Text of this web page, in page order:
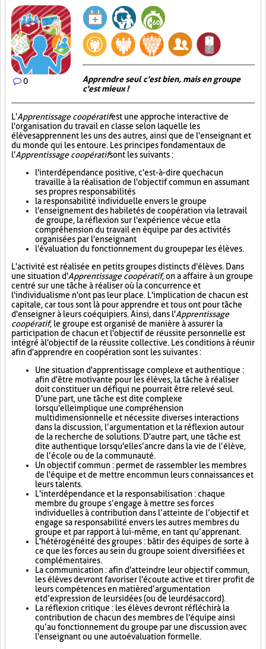
0
Apprendre seul c'est bien, mais en groupe
c'est mieux !
L'Apprentissage coopératifest une approche interactive de
l'organisation du travail en classe selon laquelle les
élèves apprennent les uns des autres, ainsi que de l'enseignant et
du monde qui les entoure. Les principes fondamentaux de
l'Apprentissage coopératifsont les suivants :
l'interdépendance positive, c'est-à-dire que chacun
travaille à la réalisation de l'objectif commun en assumant
ses propres responsabilités
la responsabilité individuelle envers le groupe
l'enseignement des habiletés de coopération via le travail
de groupe, la réflexion sur l'expérience vécue et la
compréhension du travail en équipe par des activités
organisées par l'enseignant
l'évaluation du fonctionnement du groupe par les élèves.
L'activité est réalisée en petits groupes distincts d'élèves. Dans
une situation d'Apprentissage coopératif, on a affaire à un groupe
centré sur une tâche à réaliser où la concurrence et
l'individualisme n'ont pas leur place. L'implication de chacun est
capitale, car tous sont là pour apprendre et tous ont pour tâche
d'enseigner à leurs coéquipiers. Ainsi, dans l'Apprentissage
coopératif, le groupe est organisé de manière à assurer la
participation de chacun et l'objectif de réussite personnelle est
intégré à l'objectif de la réussite collective. Les conditions à réunir
afin d'apprendre en coopération sont les suivantes :
Une situation d'apprentissage complexe et authentique :
afin d'être motivante pour les élèves, la tâche à réaliser
doit constituer un défi qui ne pourrait être relevé seul.
D'une part, une tâche est dite complexe
lorsqu'elle implique une compréhension
multidimensionnelle et nécessite diverses interactions
dans la discussion, l’argumentation et la réflexion autour
de la recherche de solutions. D'autre part, une tâche est
dite authentique lorsqu'elle s’ancre dans la vie de l’élève,
de l’école ou de la communauté.
Un objectif commun : permet de rassembler les membres
de l'équipe et de mettre en commun leurs connaissances et
leurs talents.
L'interdépendance et la responsabilisation : chaque
membre du groupe s’engage à mettre ses forces
individuelles à contribution dans l’atteinte de l’objectif et
engage sa responsabilité envers les autres membres du
groupe et par rapport à lui-même, en tant qu’apprenant.
L'hétérogénéité des groupes : bâtir des équipes de sorte à
ce que les forces au sein du groupe soient diversifiées et
complémentaires.
La communication : afin d'atteindre leur objectif commun,
les élèves devront favoriser l'écoute active et tirer profit de
leurs compétences en matière d’argumentation
et d’expression de leurs idées (ou de leur désaccord).
La réflexion critique : les élèves devront réfléchir à la
contribution de chacun des membres de l'équipe ainsi
qu’au fonctionnement du groupe par une discussion avec
l'enseignant ou une autoévaluation formelle.